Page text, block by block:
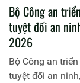
Bộ Công an
tuyệt đối an
2026
Bộ Công an
tuyệt đối an